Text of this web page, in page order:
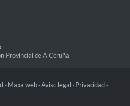
Provincial de A Coruña
- Mapa web -Aviso legal - Privacidad -